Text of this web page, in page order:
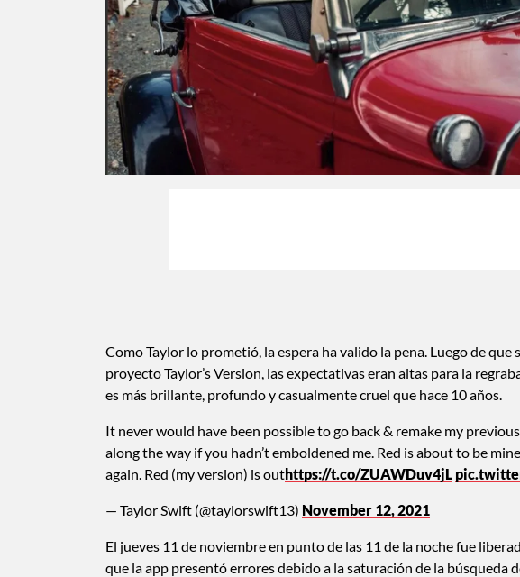
Como Taylor lo prometió, la espera ha valido la pena. Luego de que
proyecto Taylor’s Version, las expectativas eran altas para la
es más brillante, profundo y casualmente cruel que hace 10 años.
It never would have been possible to go back & remake my
along the way if you hadn’t emboldened me. Red is about to be
again. Red (my version) is outhttps://t.co/ZUAWDuv4jL
— Taylor Swift (@taylorswift13) November 12, 2021
El jueves 11 de noviembre en punto de las 11 de la noche fue
que la app presentó errores debido a la saturación de la búsqueda